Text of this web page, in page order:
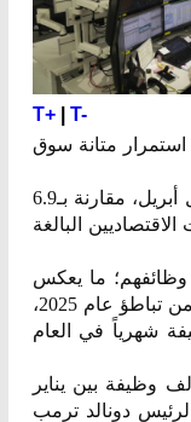
T+| T-
متانة سوق
وأفادت وزارة العمل الأميركية، ، أن أصحاب العمل أعلنوا عن 7.6 مليون وظيفة شاغرة خلال أبريل، مقارنة بـ6.9
أعلى من توقعات الاقتصاديين البالغة
وظائفهم؛ ما يعكس
استمرار ثقة العاملين في آفاق التوظيف المستقبلية. وتواصل سوق العمل الأميركي التعافي من تباطؤ عام 2025،
الربحية والهيئات الحكومية أقل من 10 آلاف وظيفة شهرياً في العام
أداء سوق العمل تحسن خلال العام الحالي، مع تسجيل متوسط نمو شهري قدره 76 ألف وظيفة بين يناير
دونالد ترمب